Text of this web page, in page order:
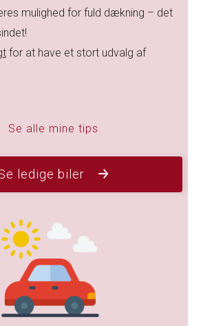
mulighed for fuld dækning – det
for at have et stort udvalg af
Se alle mine tips
ledige biler